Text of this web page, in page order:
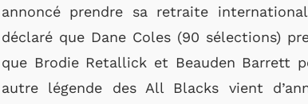
annoncé prendre sa retraite
déclaré que Dane Coles (90 sélections)
que Brodie Retallick et Beauden Barrett
autre légende des All Blacks vient